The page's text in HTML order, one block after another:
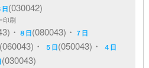
日(030042)
印刷
・ ８日(080043)・ ７日
(060043)・ ５日(050043)・ ４日
(030043)